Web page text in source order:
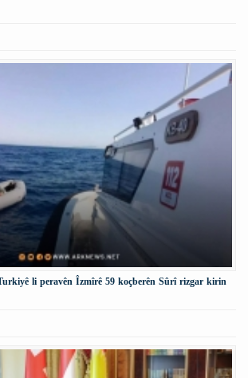
li peravên Îzmîrê 59 koçberên Sûrî rizgar kirin